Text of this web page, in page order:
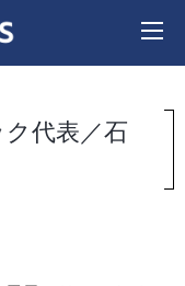
代表／石